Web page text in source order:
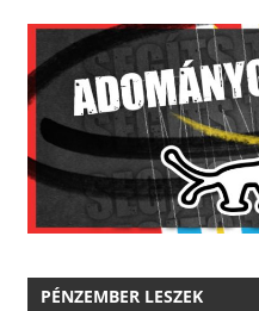
PÉNZEMBER LESZEK